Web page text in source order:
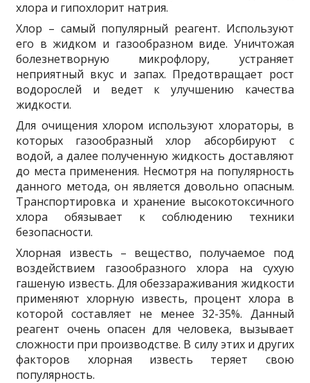
хлора и гипохлорит натрия.
Хлор – самый популярный реагент. Используют
его в жидком и газообразном виде. Уничтожая
болезнетворную микрофлору, устраняет
неприятный вкус и запах. Предотвращает рост
водорослей и ведет к улучшению качества
жидкости.
Для очищения хлором используют хлораторы, в
которых газообразный хлор абсорбируют с
водой, а далее полученную жидкость доставляют
до места применения. Несмотря на популярность
данного метода, он является довольно опасным.
Транспортировка и хранение высокотоксичного
хлора обязывает к соблюдению техники
безопасности.
Хлорная известь – вещество, получаемое под
воздействием газообразного хлора на сухую
гашеную известь. Для обеззараживания жидкости
применяют хлорную известь, процент хлора в
которой составляет не менее 32-35%. Данный
реагент очень опасен для человека, вызывает
сложности при производстве. В силу этих и других
факторов хлорная известь теряет свою
популярность.